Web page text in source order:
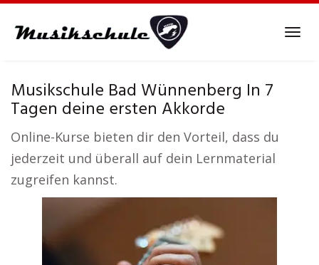
Musikschule Bad Wünnenberg In 7
Tagen deine ersten Akkorde
Online-Kurse bieten dir den Vorteil, dass du
jederzeit und überall auf dein Lernmaterial
zugreifen kannst.